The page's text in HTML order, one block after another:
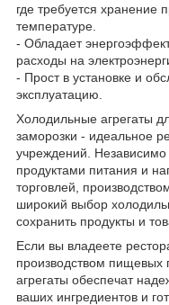
где требуется хранение
температуре.
- Обладает
расходы на
- Прост в установке и
эксплуатацию.
Холодильные агрегаты
заморозки - идеальное
учреждений. Независимо
продуктами питания и
торговлей,
широкий выбор
сохранить продукты и
Если вы владеете
производством пищевых
агрегаты обеспечат
ваших ингредиентов и